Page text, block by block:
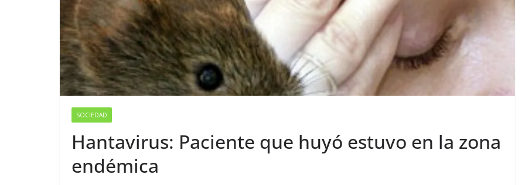
SOCIEDAD
Hantavirus: Paciente que huyó estuvo en la zona
endémica